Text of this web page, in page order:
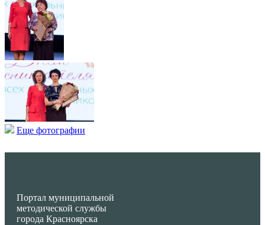
Еще фотографии
Портал муниципальной
методической службы
города Красноярска